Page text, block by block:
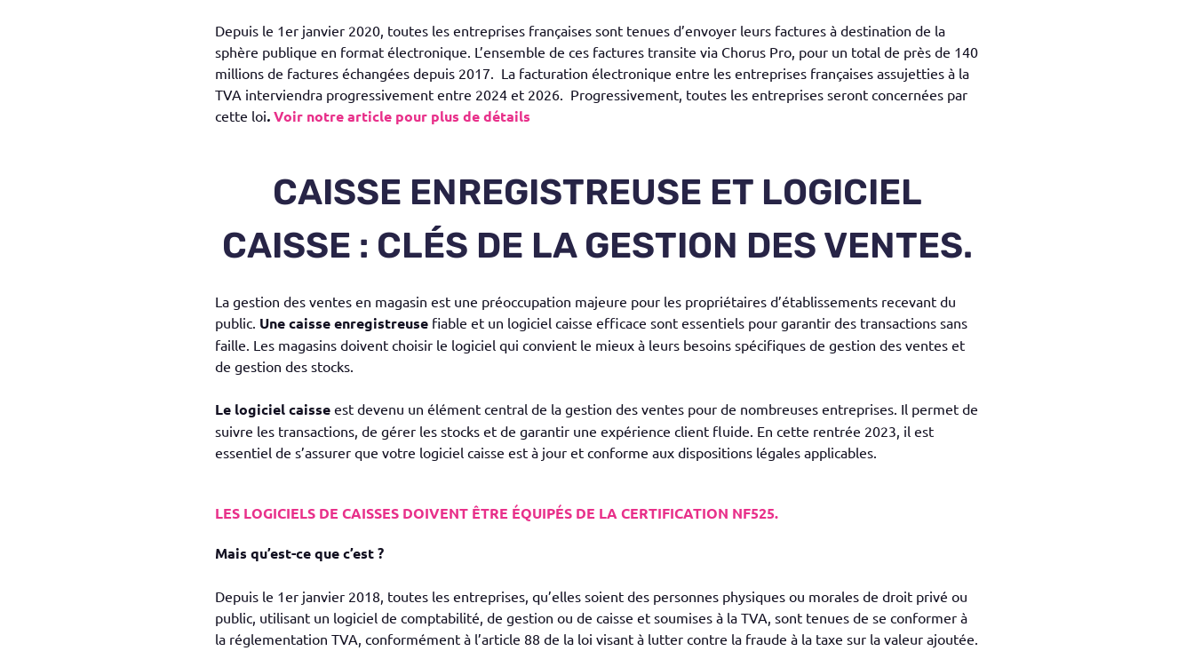
Depuis le 1er janvier 2020, toutes les entreprises françaises sont tenues d’envoyer leurs factures à destination de la
sphère publique en format électronique. L’ensemble de ces factures transite via Chorus Pro, pour un total de près de 140
millions de factures échangées depuis 2017. La facturation électronique entre les entreprises françaises assujetties à la
TVA interviendra progressivement entre 2024 et 2026. Progressivement, toutes les entreprises seront concernées par
cette loi.Voir notre article pour plus de détails
CAISSE ENREGISTREUSE ET LOGICIEL
CAISSE : CLÉS DE LA GESTION DES VENTES.
La gestion des ventes en magasin est une préoccupation majeure pour les propriétaires d’établissements recevant du
public. Une caisse enregistreuse fiable et un logiciel caisse efficace sont essentiels pour garantir des transactions sans
faille. Les magasins doivent choisir le logiciel qui convient le mieux à leurs besoins spécifiques de gestion des ventes et
de gestion des stocks.
Le logiciel caisse est devenu un élément central de la gestion des ventes pour de nombreuses entreprises. Il permet de
suivre les transactions, de gérer les stocks et de garantir une expérience client fluide. En cette rentrée 2023, il est
essentiel de s’assurer que votre logiciel caisse est à jour et conforme aux dispositions légales applicables.
LES LOGICIELS DE CAISSES DOIVENT ÊTRE ÉQUIPÉS DE LA CERTIFICATION NF525.
Mais qu’est-ce que c’est ?
Depuis le 1er janvier 2018, toutes les entreprises, qu’elles soient des personnes physiques ou morales de droit privé ou
public, utilisant un logiciel de comptabilité, de gestion ou de caisse et soumises à la TVA, sont tenues de se conformer à
la réglementation TVA, conformément à l’article 88 de la loi visant à lutter contre la fraude à la taxe sur la valeur ajoutée.